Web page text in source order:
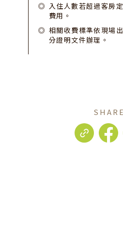
入住人數若超過客房
費用。
相關收費標準依現場
分證明文件辦理。
SHARE